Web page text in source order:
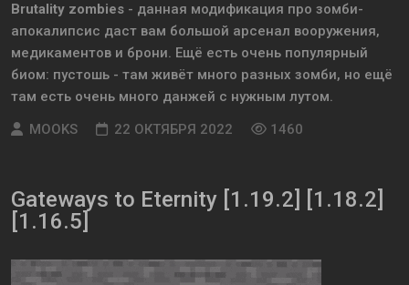
Brutality zombies - данная модификация про зомби-
апокалипсис даст вам большой арсенал вооружения,
медикаментов и брони. Ещё есть очень популярный
биом: пустошь - там живёт много разных зомби, но ещё
там есть очень много данжей с нужным лутом.
MOOKS
22 ОКТЯБРЯ 2022 1460
Gateways to Eternity [1.19.2] [1.18.2]
[1.16.5]